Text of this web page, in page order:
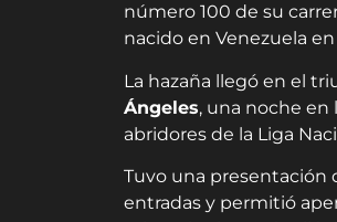
número 100 de su
nacido en Venezuela
La hazaña llegó en el
Ángeles, una noche en
abridores de la Liga
Tuvo una presentación
entradas y permitió